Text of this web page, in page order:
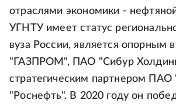
отраслями экономики -
УГНТУ имеет статус
вуза России, является опорным
"ГАЗПРОМ", ПАО "Сибур
стратегическим партнером
"Роснефть". В 2020 году он